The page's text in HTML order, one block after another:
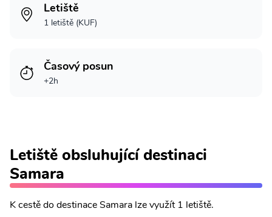
Letiště
1 letiště (KUF)
Časový posun
+2h
Letiště obsluhující destinaci
Samara
K cestě do destinace Samara lze využít 1 letiště.